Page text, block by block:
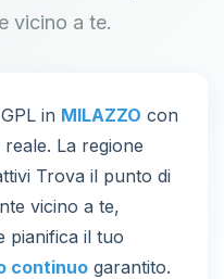
vicino a te.
in MILAZZO con
La regione
Trova il punto di
vicino a te,
pianifica il tuo
continuo garantito.